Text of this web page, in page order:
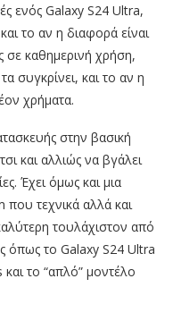
ενός Galaxy S24 Ultra,
το αν η διαφορά είναι
σε καθημερινή χρήση,
συγκρίνει, και το αν η
χρήματα.
στην βασική
και αλλιώς να βγάλει
Έχει όμως και μια
που τεχνικά αλλά και
τουλάχιστον από
όπως το Galaxy S24 Ultra
το “απλό” μοντέλο